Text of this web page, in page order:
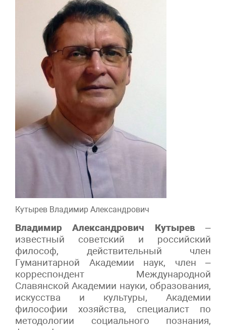
Кутырев Владимир Александрович
Владимир Александрович Кутырев–
известный советский и российский
философ, действительный член
Гуманитарной Академии наук, член –
корреспондент Международной
Славянской Академии науки, образования,
искусства и культуры, Академии
философии хозяйства, специалист по
методологии социального познания,